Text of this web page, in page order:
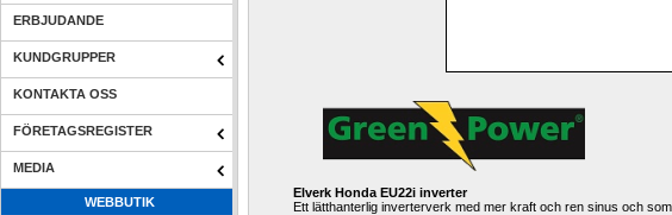
ERBJUDANDE
KUNDGRUPPER
KONTAKTA OSS
FÖRETAGSREGISTER
MEDIA
WEBBUTIK
Elverk Honda EU22i inverter
Ett lätthanterlig inverterverk med mer kraft och ren sinus och